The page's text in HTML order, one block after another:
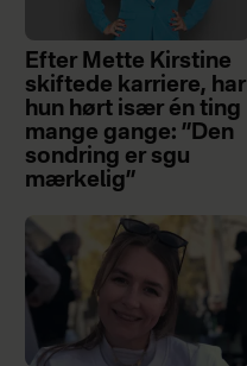
Efter Mette Kirstine
skiftede karriere, har
hun hørt især én ting
mange gange: ”Den
sondring er sgu
mærkelig”